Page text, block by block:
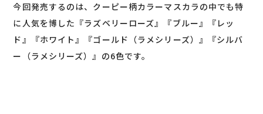
今回発売するのは、クーピー柄カラーマスカラの中でも特
に人気を博した『ラズベリーローズ』『ブルー』『レッ
ド』『ホワイト』『ゴールド（ラメシリーズ）』『シルバ
ー（ラメシリーズ）』の6色です。